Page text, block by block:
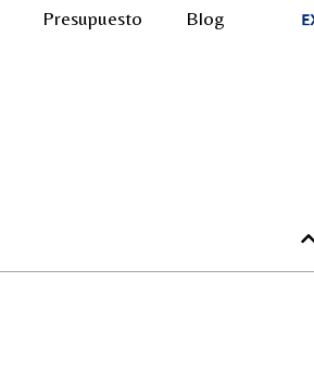
Presupuesto
Blog